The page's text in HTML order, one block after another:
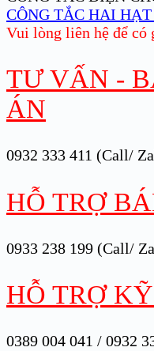
CÔNG TẮC HAI
Vui lòng liên hệ để có
TƯ VẤN -
ÁN
0932 333 411 (Call/
HỖ TRỢ
0933 238 199 (Call/
HỖ TRỢ
0389 004 041 / 0932